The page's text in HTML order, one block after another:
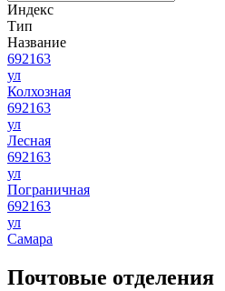
Индекс
Тип
Название
692163
ул
Колхозная
692163
ул
Лесная
692163
ул
Пограничная
692163
ул
Самара
Почтовые отделения